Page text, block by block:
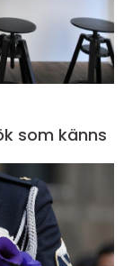
som känns